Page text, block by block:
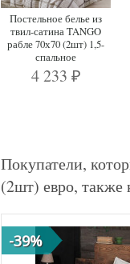
Постельное белье из
твил-сатина TANGO
рабле 70х70 (2шт) 1,5-
спальное
4 233 ₽
Покупатели,
(2шт) евро, также
-39%